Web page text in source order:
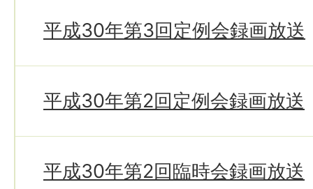
平成30年第3回定例会録画放送
平成30年第2回定例会録画放送
平成30年第2回臨時会録画放送